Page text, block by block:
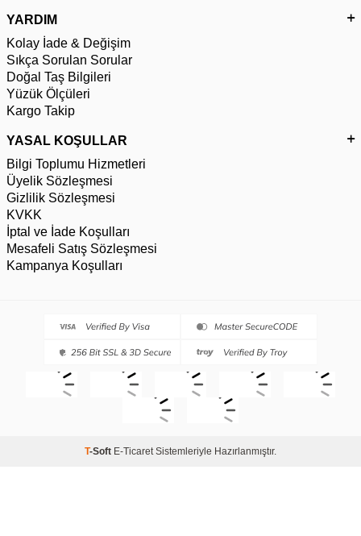
YARDIM
Kolay İade & Değişim
Sıkça Sorulan Sorular
Doğal Taş Bilgileri
Yüzük Ölçüleri
Kargo Takip
YASAL KOŞULLAR
Bilgi Toplumu Hizmetleri
Üyelik Sözleşmesi
Gizlilik Sözleşmesi
KVKK
İptal ve İade Koşulları
Mesafeli Satış Sözleşmesi
Kampanya Koşulları
T-Soft E-Ticaret Sistemleriyle Hazırlanmıştır.